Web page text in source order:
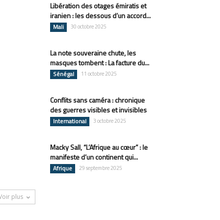
Libération des otages émiratis et
iranien : les dessous d’un accord...
Mali 30 octobre 2025
La note souveraine chute, les
masques tombent : La facture du...
Sénégal 11 octobre 2025
Conflits sans caméra : chronique
des guerres visibles et invisibles
International 3 octobre 2025
Macky Sall, “L’Afrique au cœur” : le
manifeste d’un continent qui...
Afrique 29 septembre 2025
plus